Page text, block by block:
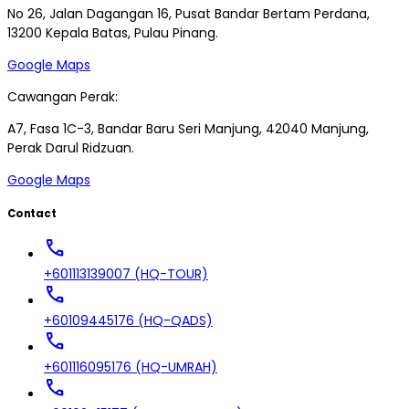
No 26, Jalan Dagangan 16, Pusat Bandar Bertam Perdana,
13200 Kepala Batas, Pulau Pinang.
Google Maps
Cawangan Perak:
A7, Fasa 1C-3, Bandar Baru Seri Manjung, 42040 Manjung,
Perak Darul Ridzuan.
Google Maps
Contact
call
+601113139007 (HQ-TOUR)
call
+60109445176 (HQ-QADS)
call
+601116095176 (HQ-UMRAH)
call